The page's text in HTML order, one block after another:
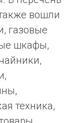
вошли
газовые
шкафы,
техника,